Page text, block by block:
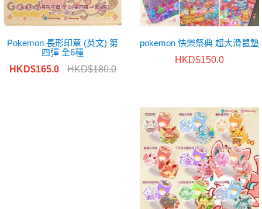
Pokemon 長形印章 (英文) 第
四彈 全6種
HKD$165.0
HKD$180.0
pokemon 快樂祭典 超大滑鼠墊
HKD$150.0